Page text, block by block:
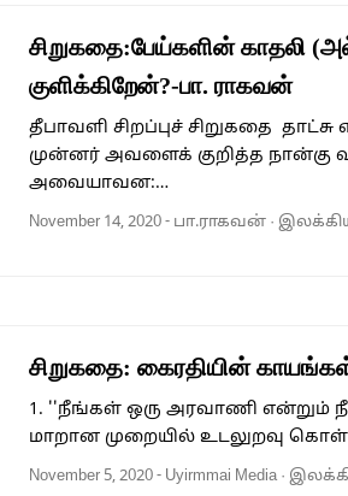
சிறுகதை:பேய்களின் காதலி
குளிக்கிறேன்?-பா. ராகவன்
தீபாவளி சிறப்புச் சிறுகதை
முன்னர் அவளைக் குறித்த நான்கு
அவையாவன:…
November 14, 2020- பா.ராகவன் ·
சிறுகதை: கைரதியின்
1. ''நீங்கள் ஒரு அரவாணி என்றும்
மாறான முறையில் உடலுறவு
November 5, 2020- Uyirmmai Media ·